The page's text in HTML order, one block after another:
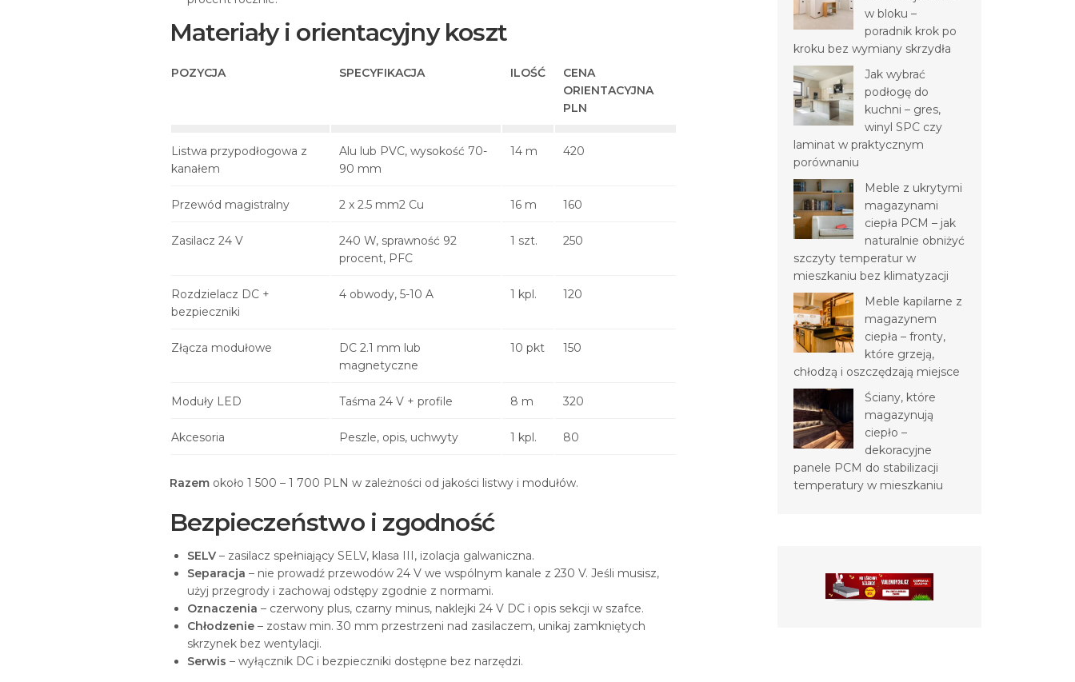
Materiały i orientacyjny koszt
POZYCJA SPECYFIKACJA ILOŚĆ
CENA
ORIENTACYJNA
PLN
Listwa przypodłogowa z
kanałem
Alu lub PVC, wysokość 70-
90 mm
14 m 420
Przewód magistralny 2 x 2.5 mm2 Cu 16 m 160
Zasilacz 24 V
240 W, sprawność 92
procent, PFC
1 szt. 250
Rozdzielacz DC +
bezpieczniki
4 obwody, 5-10 A 1 kpl. 120
Złącza modułowe
DC 2.1 mm lub
magnetyczne
10 pkt 150
Moduły LED Taśma 24 V + profile 8 m 320
Akcesoria Peszle, opis, uchwyty 1 kpl. 80
Razem około 1 500 – 1 700 PLN w zależności od jakości listwy i modułów.
Bezpieczeństwo i zgodność
SELV – zasilacz spełniający SELV, klasa III, izolacja galwaniczna.
Separacja – nie prowadź przewodów 24 V we wspólnym kanale z 230 V. Jeśli musisz,
użyj przegrody i zachowaj odstępy zgodnie z normami.
Oznaczenia – czerwony plus, czarny minus, naklejki 24 V DC i opis sekcji w szafce.
Chłodzenie – zostaw min. 30 mm przestrzeni nad zasilaczem, unikaj zamkniętych
skrzynek bez wentylacji.
Serwis – wyłącznik DC i bezpieczniki dostępne bez narzędzi.
w bloku –
poradnik krok po
kroku bez wymiany skrzydła
Jak wybrać
podłogę do
kuchni – gres,
winyl SPC czy
laminat w praktycznym
porównaniu
Meble z ukrytymi
magazynami
ciepła PCM – jak
naturalnie obniżyć
szczyty temperatur w
mieszkaniu bez klimatyzacji
Meble kapilarne z
magazynem
ciepła – fronty,
które grzeją,
chłodzą i oszczędzają miejsce
Ściany, które
magazynują
ciepło –
dekoracyjne
panele PCM do stabilizacji
temperatury w mieszkaniu